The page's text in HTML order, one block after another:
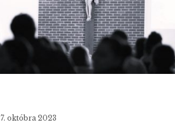
7. októbra 2023